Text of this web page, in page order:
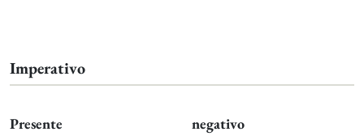
Imperativo
Presente negativo